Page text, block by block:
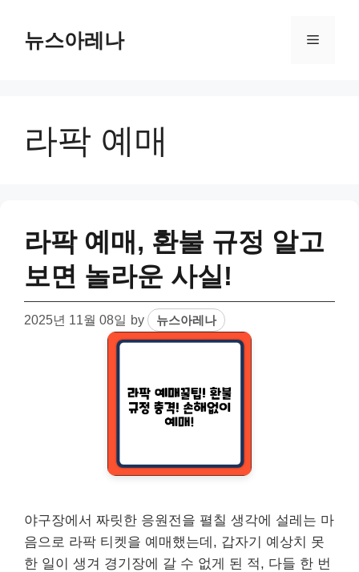
content뉴스아레나 Menu
라팍 예매
라팍 예매, 환불 규정 알고
보면 놀라운 사실!
2025년 11월 08일 by 뉴스아레나
야구장에서 짜릿한 응원전을 펼칠 생각에 설레는 마
음으로 라팍 티켓을 예매했는데, 갑자기 예상치 못
한 일이 생겨 경기장에 갈 수 없게 된 적, 다들 한 번